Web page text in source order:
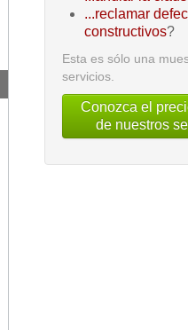
...reclamar
constructivos?
Esta es sólo una
servicios.
Conozca el
de nuestros